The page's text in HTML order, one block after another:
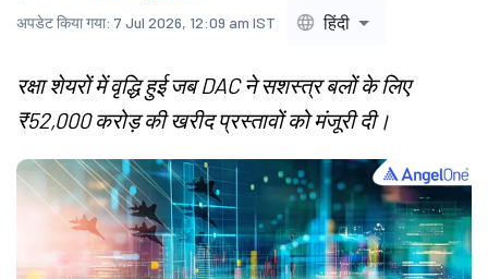
अपडेट किया गया: 7 Jul 2026, 12:09 am IST हिंदी
रक्षा शेयरों में वृद्धि हुई जब DAC ने सशस्त्र बलों के लिए
₹52,000 करोड़ की खरीद प्रस्तावों को मंजूरी दी।